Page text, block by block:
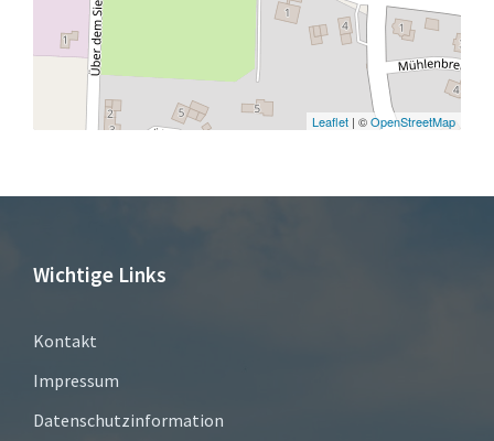
Leaflet | ©OpenStreetMap
Wichtige Links
Kontakt
Impressum
Datenschutzinformation